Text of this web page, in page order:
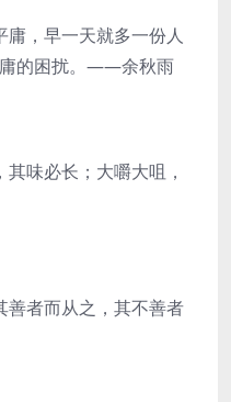
，早一天就多一份人
庸的困扰。——余秋雨
味必长；大嚼大咀，
善者而从之，其不善者